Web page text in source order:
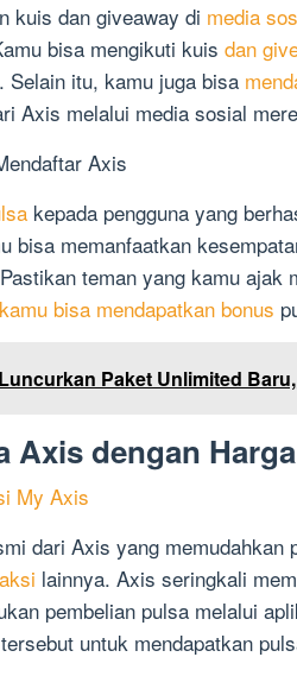
kuis dan giveaway di media
bisa mengikuti kuis dan
. Selain itu, kamu juga bisa
Axis melalui media sosial
Axis
kepada pengguna yang
bisa memanfaatkan
teman yang kamu ajak
bisa mendapatkan bonus
Paket Unlimited
Axis dengan
My Axis
dari Axis yang memudahkan
lainnya. Axis seringkali
pembelian pulsa melalui
untuk mendapatkan